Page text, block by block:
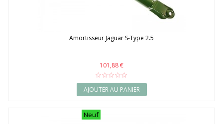
Amortisseur Jaguar S-Type 2.5
101,88 €
AJOUTER AU PANIER
Neuf